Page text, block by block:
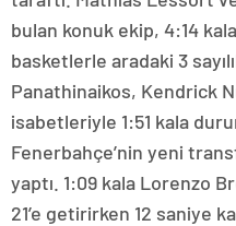
bulan konuk ekip, 4:14
basketlerle aradaki 3
Panathinaikos, Kendrick
isabetleriyle 1:51 kala
Fenerbahçe’nin yeni
yaptı. 1:09 kala Lorenzo
21’e getirirken 12 saniye